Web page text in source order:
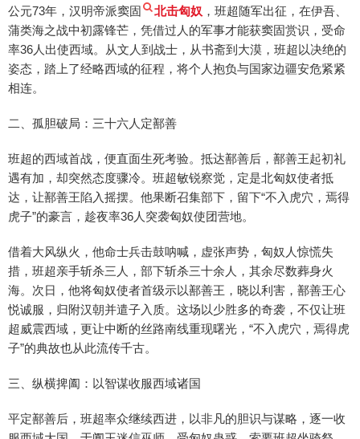
公元73年，汉明帝派窦固 北击匈奴 ，班超随军出征，在伊吾、
蒲类海之战中初露锋芒，凭借过人的军事才能获窦固赏识，受命
率36人出使西域。从文人到战士，从书斋到大漠，班超以决绝的
姿态，踏上了经略西域的征程，将个人抱负与国家边疆安危紧紧
相连。
二、孤胆破局：三十六人定鄯善
班超的西域首战，便直面生死考验。抵达鄯善后，鄯善王起初礼
遇有加，却突然态度骤冷。班超敏锐察觉，定是北匈奴使者抵
达，让鄯善王陷入摇摆。他果断召集部下，留下“不入虎穴，焉得
虎子”的豪言，趁夜率36人突袭匈奴使团营地。
借着大风纵火，他命士兵击鼓呐喊，虚张声势，匈奴人惊慌失
措，班超亲手斩杀三人，部下斩杀三十余人，其余尽数葬身火
海。次日，他将匈奴使者首级示以鄯善王，晓以利害，鄯善王心
悦诚服，归附汉朝并遣子入质。这场以少胜多的奇袭，不仅让班
超威震西域，更让中断的丝路南线重现曙光，“不入虎穴，焉得虎
子”的典故也从此流传千古。
三、纵横捭阖：以智谋收服西域诸国
平定鄯善后，班超率众继续西进，以非凡的胆识与谋略，逐一收